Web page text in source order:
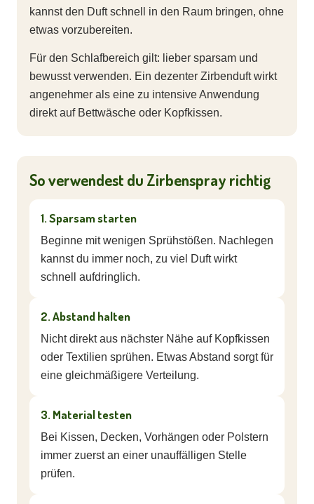
kannst den Duft schnell in den Raum bringen, ohne
etwas vorzubereiten.
Für den Schlafbereich gilt: lieber sparsam und
bewusst verwenden. Ein dezenter Zirbenduft wirkt
angenehmer als eine zu intensive Anwendung
direkt auf Bettwäsche oder Kopfkissen.
So verwendest du Zirbenspray richtig
1. Sparsam starten
Beginne mit wenigen Sprühstößen. Nachlegen
kannst du immer noch, zu viel Duft wirkt
schnell aufdringlich.
2. Abstand halten
Nicht direkt aus nächster Nähe auf Kopfkissen
oder Textilien sprühen. Etwas Abstand sorgt für
eine gleichmäßigere Verteilung.
3. Material testen
Bei Kissen, Decken, Vorhängen oder Polstern
immer zuerst an einer unauffälligen Stelle
prüfen.